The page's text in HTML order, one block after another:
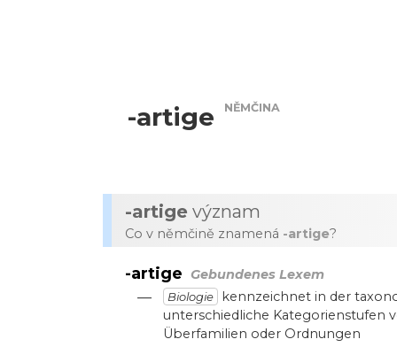
-artige NĚMČINA
-artige význam
Co v němčině znamená -artige?
-artige Gebundenes Lexem
— Biologie
kennzeichnet in der
unterschiedliche Kategorienstufen
Überfamilien oder Ordnungen